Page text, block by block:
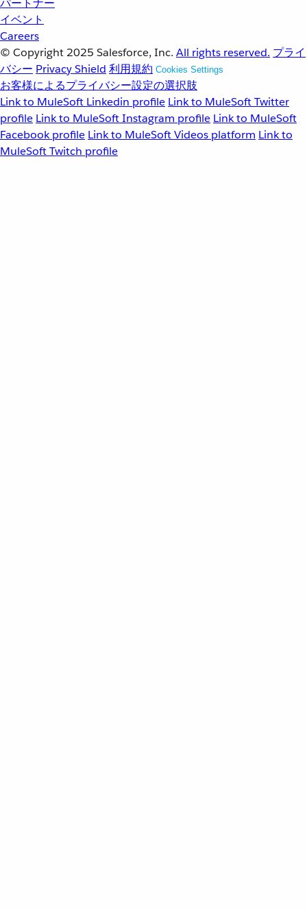
パートナー
イベント
Careers
© Copyright 2025 Salesforce, Inc. All rights reserved. プライ
バシー Privacy Shield 利用規約 Cookies Settings
お客様によるプライバシー設定の選択肢
Link to MuleSoft Linkedin profile Link to MuleSoft Twitter
profile Link to MuleSoft Instagram profile Link to MuleSoft
Facebook profile Link to MuleSoft Videos platform Link to
MuleSoft Twitch profile